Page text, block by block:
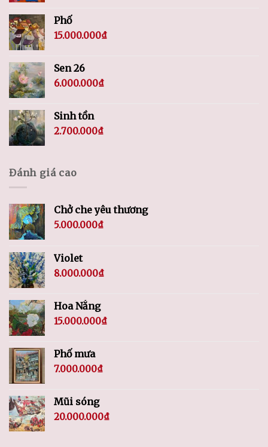
Phố
15.000.000₫
Sen 26
6.000.000₫
Sinh tồn
2.700.000₫
Đánh giá cao
Chở che yêu thương
5.000.000₫
Violet
8.000.000₫
Hoa Nắng
15.000.000₫
Phố mưa
7.000.000₫
Mũi sóng
20.000.000₫